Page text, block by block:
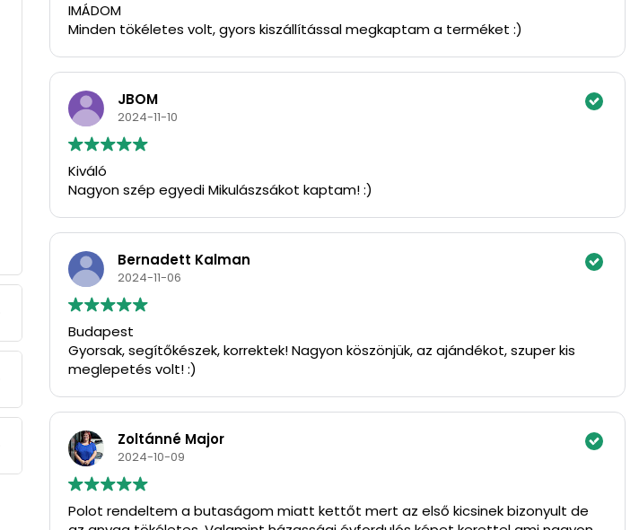
IMÁDOM
Minden tökéletes volt, gyors kiszállítással megkaptam a terméket :)
JBOM
2024-11-10
Kiváló
Nagyon szép egyedi Mikulászsákot kaptam! :)
Bernadett Kalman
2024-11-06
Budapest
Gyorsak, segítőkészek, korrektek! Nagyon köszönjük, az ajándékot, szuper kis
meglepetés volt! :)
Zoltánné Major
2024-10-09
Polot rendeltem a butaságom miatt kettőt mert az első kicsinek bizonyult de